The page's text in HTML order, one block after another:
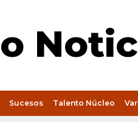
Sucesos Talento Núcleo